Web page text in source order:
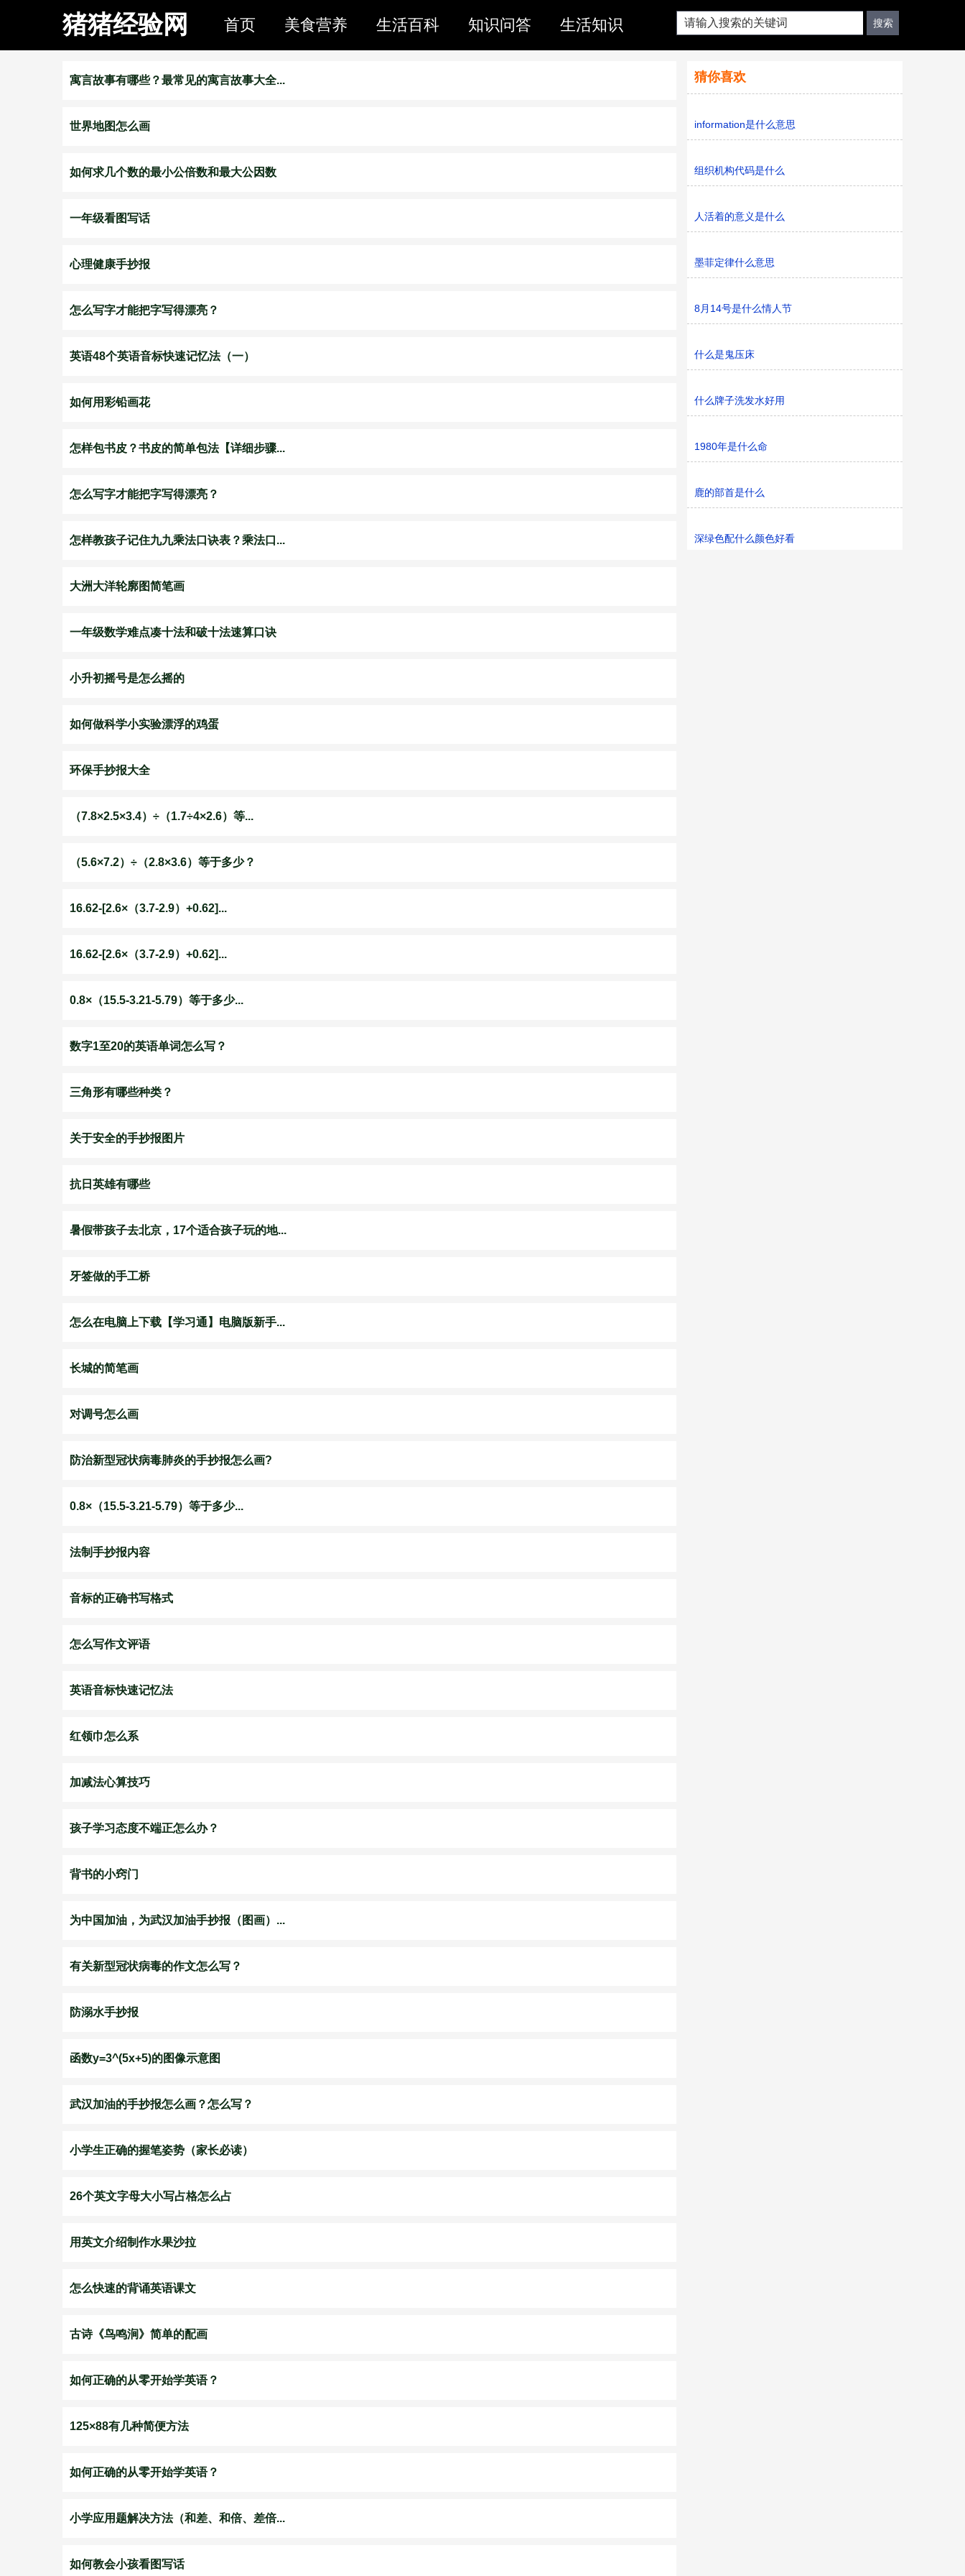
猪猪经验网 首页 美食营养 生活百科 知识问答 生活知识
寓言故事有哪些？最常见的寓言故事大全...
世界地图怎么画
如何求几个数的最小公倍数和最大公因数
一年级看图写话
心理健康手抄报
怎么写字才能把字写得漂亮？
英语48个英语音标快速记忆法（一）
如何用彩铅画花
怎样包书皮？书皮的简单包法【详细步骤...
怎么写字才能把字写得漂亮？
怎样教孩子记住九九乘法口诀表？乘法口...
大洲大洋轮廓图简笔画
一年级数学难点凑十法和破十法速算口诀
小升初摇号是怎么摇的
如何做科学小实验漂浮的鸡蛋
环保手抄报大全
（7.8×2.5×3.4）÷（1.7÷4×2.6）等...
（5.6×7.2）÷（2.8×3.6）等于多少？
16.62-[2.6×（3.7-2.9）+0.62]...
16.62-[2.6×（3.7-2.9）+0.62]...
0.8×（15.5-3.21-5.79）等于多少...
数字1至20的英语单词怎么写？
三角形有哪些种类？
关于安全的手抄报图片
抗日英雄有哪些
暑假带孩子去北京，17个适合孩子玩的地...
牙签做的手工桥
怎么在电脑上下载【学习通】电脑版新手...
长城的简笔画
对调号怎么画
防治新型冠状病毒肺炎的手抄报怎么画?
0.8×（15.5-3.21-5.79）等于多少...
法制手抄报内容
音标的正确书写格式
怎么写作文评语
英语音标快速记忆法
红领巾怎么系
加减法心算技巧
孩子学习态度不端正怎么办？
背书的小窍门
为中国加油，为武汉加油手抄报（图画）...
有关新型冠状病毒的作文怎么写？
防溺水手抄报
函数y=3^(5x+5)的图像示意图
武汉加油的手抄报怎么画？怎么写？
小学生正确的握笔姿势（家长必读）
26个英文字母大小写占格怎么占
用英文介绍制作水果沙拉
怎么快速的背诵英语课文
古诗《鸟鸣涧》简单的配画
如何正确的从零开始学英语？
125×88有几种简便方法
如何正确的从零开始学英语？
小学应用题解决方法（和差、和倍、差倍...
如何教会小孩看图写话
猜你喜欢
information是什么意思
组织机构代码是什么
人活着的意义是什么
墨菲定律什么意思
8月14号是什么情人节
什么是鬼压床
什么牌子洗发水好用
1980年是什么命
鹿的部首是什么
深绿色配什么颜色好看